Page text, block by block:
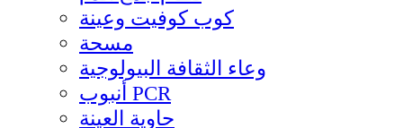
كوب كوفيت وعينة
مسحة
وعاء الثقافة البيولوجية
أنبوب PCR
حاوية العينة